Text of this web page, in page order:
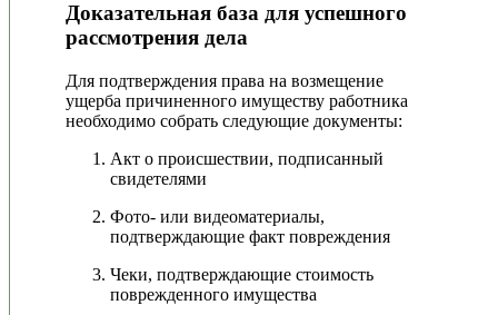
Доказательная база для успешного
рассмотрения дела
Для подтверждения права на возмещение
ущерба причиненного имуществу работника
необходимо собрать следующие документы:
Акт о происшествии, подписанный
свидетелями
Фото- или видеоматериалы,
подтверждающие факт повреждения
Чеки, подтверждающие стоимость
поврежденного имущества